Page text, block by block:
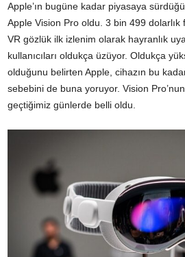
Apple’ın bugüne kadar piyasaya
Apple Vision Pro oldu. 3 bin 499
VR gözlük ilk izlenim olarak hayranlık
kullanıcıları oldukça üzüyor. Oldukça
olduğunu belirten Apple, cihazın bu
sebebini de buna yoruyor. Vision
geçtiğimiz günlerde belli oldu.